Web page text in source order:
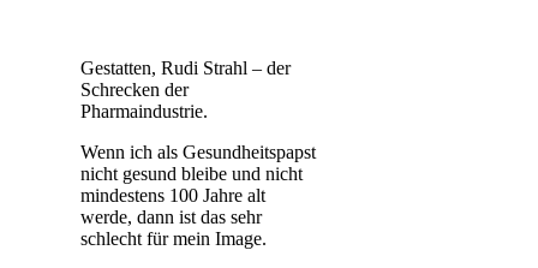
Gestatten, Rudi Strahl – der
Schrecken der
Pharmaindustrie.
Wenn ich als Gesundheitspapst
nicht gesund bleibe und nicht
mindestens 100 Jahre alt
werde, dann ist das sehr
schlecht für mein Image.